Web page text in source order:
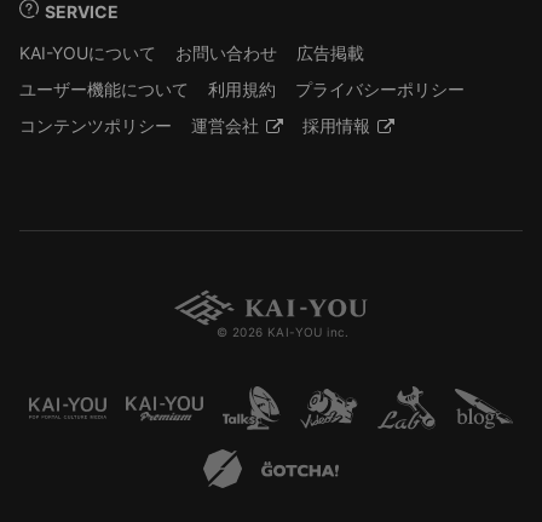
SERVICE
KAI-YOUについて
お問い合わせ
広告掲載
ユーザー機能について
利用規約
プライバシーポリシー
コンテンツポリシー
運営会社 採用情報
© 2026 KAI-YOU inc.